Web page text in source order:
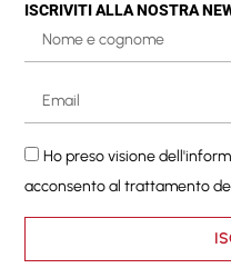
ISCRIVITI ALLA NOSTRA
Ho preso visione
acconsento al trattamento